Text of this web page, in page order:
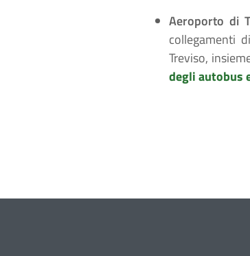
Aeroporto di
collegamenti
Treviso,
degli autobus